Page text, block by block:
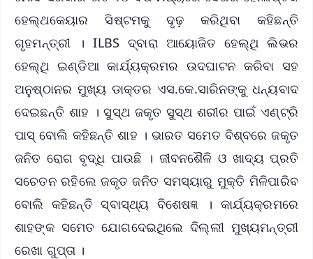
ହେଲ୍ଥକେୟାର ସିଷ୍ଟମକୁ ଦୃଢ଼ କରିଥିବା କହିଛନ୍ତି
ଗୃହମନ୍ତ୍ରୀ । ILBS ଦ୍ବାରା ଆୟୋଜିତ ହେଲ୍ଥି ଲିଭର
ହେଲ୍ଥି ଇଣ୍ଡିଆ କାର୍ଯ୍ୟକ୍ରମର ଉଦଘାଟନ କରିବା ସହ
ଅନୁଷ୍ଠାନର ମୁଖ୍ୟ ଡାକ୍ତର ଏସ.କେ.ସାରିନଙ୍କୁ ଧନ୍ୟବାଦ
ଦେଇଛନ୍ତି ଶାହ । ସୁସ୍ଥ ଜକୃତ ସୁସ୍ଥ ଶରୀର ପାଇଁ ଏଣ୍ଟ୍ରି
ପାସ୍ ବୋଲି କହିଛନ୍ତି ଶାହ । ଭାରତ ସମେତ ବିଶ୍ବରେ ଜକୃତ
ଜନିତ ରୋଗ ବୃଦ୍ଧି ପାଉଛି । ଜୀବନଶୈଳି ଓ ଖାଦ୍ୟ ପ୍ରତି
ସଚେତନ ରହିଲେ ଜକୃତ ଜନିତ ସମସ୍ୟାରୁ ମୁକ୍ତି ମିଳିପାରିବ
ବୋଲି କହିଛନ୍ତି ସ୍ବାସ୍ଥ୍ୟ ବିଶେଷଜ୍ଞ । କାର୍ଯ୍ୟକ୍ରମରେ
ଶାହଙ୍କ ସମେତ ଯୋଗଦେଇଥିଲେ ଦିଲ୍ଲୀ ମୁଖ୍ୟମନ୍ତ୍ରୀ
ରେଖା ଗୁପ୍ତା ।